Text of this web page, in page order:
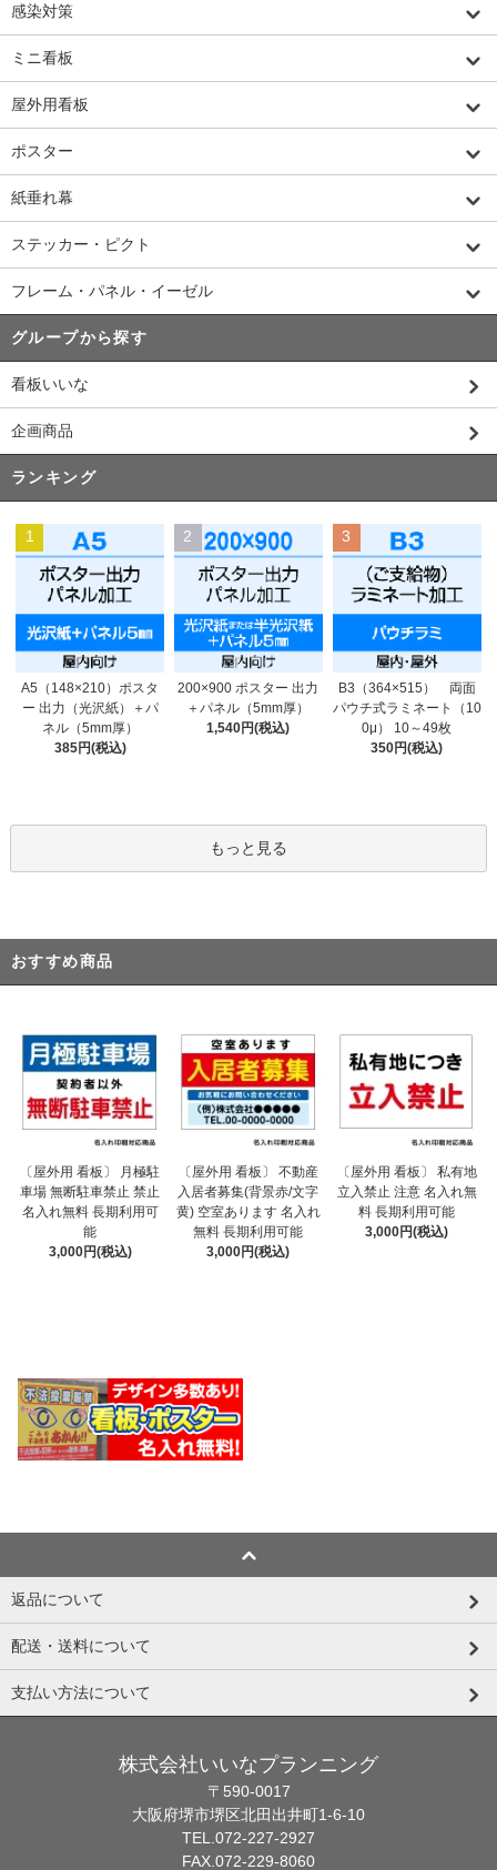
感染対策
ミニ看板
屋外用看板
ポスター
紙垂れ幕
ステッカー・ピクト
フレーム・パネル・イーゼル
グループから探す
看板いいな
企画商品
ランキング
1
A5（148×210）ポスタ
ー 出力（光沢紙）＋パ
ネル（5mm厚）
385円(税込)
2
200×900 ポスター 出力
＋パネル（5mm厚）
1,540円(税込)
3
B3（364×515） 両面
パウチ式ラミネート（10
0μ） 10～49枚
350円(税込)
もっと見る
おすすめ商品
〔屋外用 看板〕 月極駐
車場 無断駐車禁止 禁止
名入れ無料 長期利用可
能
3,000円(税込)
〔屋外用 看板〕 不動産
入居者募集(背景赤/文字
黄) 空室あります 名入れ
無料 長期利用可能
3,000円(税込)
〔屋外用 看板〕 私有地
立入禁止 注意 名入れ無
料 長期利用可能
3,000円(税込)
返品について
配送・送料について
支払い方法について
株式会社いいなプランニング
〒590-0017
大阪府堺市堺区北田出井町1-6-10
TEL.072-227-2927
FAX.072-229-8060